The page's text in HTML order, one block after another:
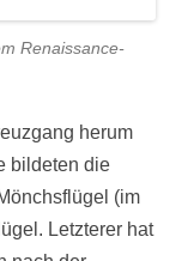
Renaissance-
herum
bildeten die
(im
Letzterer hat